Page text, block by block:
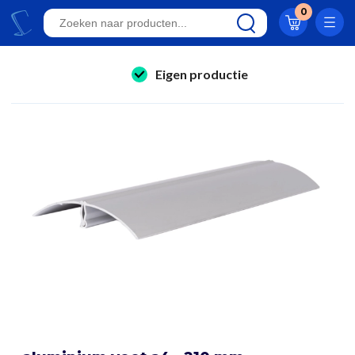
0
winkelinrichting & retail displays
kliklijsten
Klantwaardering 8.9
A-kwaliteit displays
Eigen productie
24/7 bereikbaar
Klantwaardering 8.9